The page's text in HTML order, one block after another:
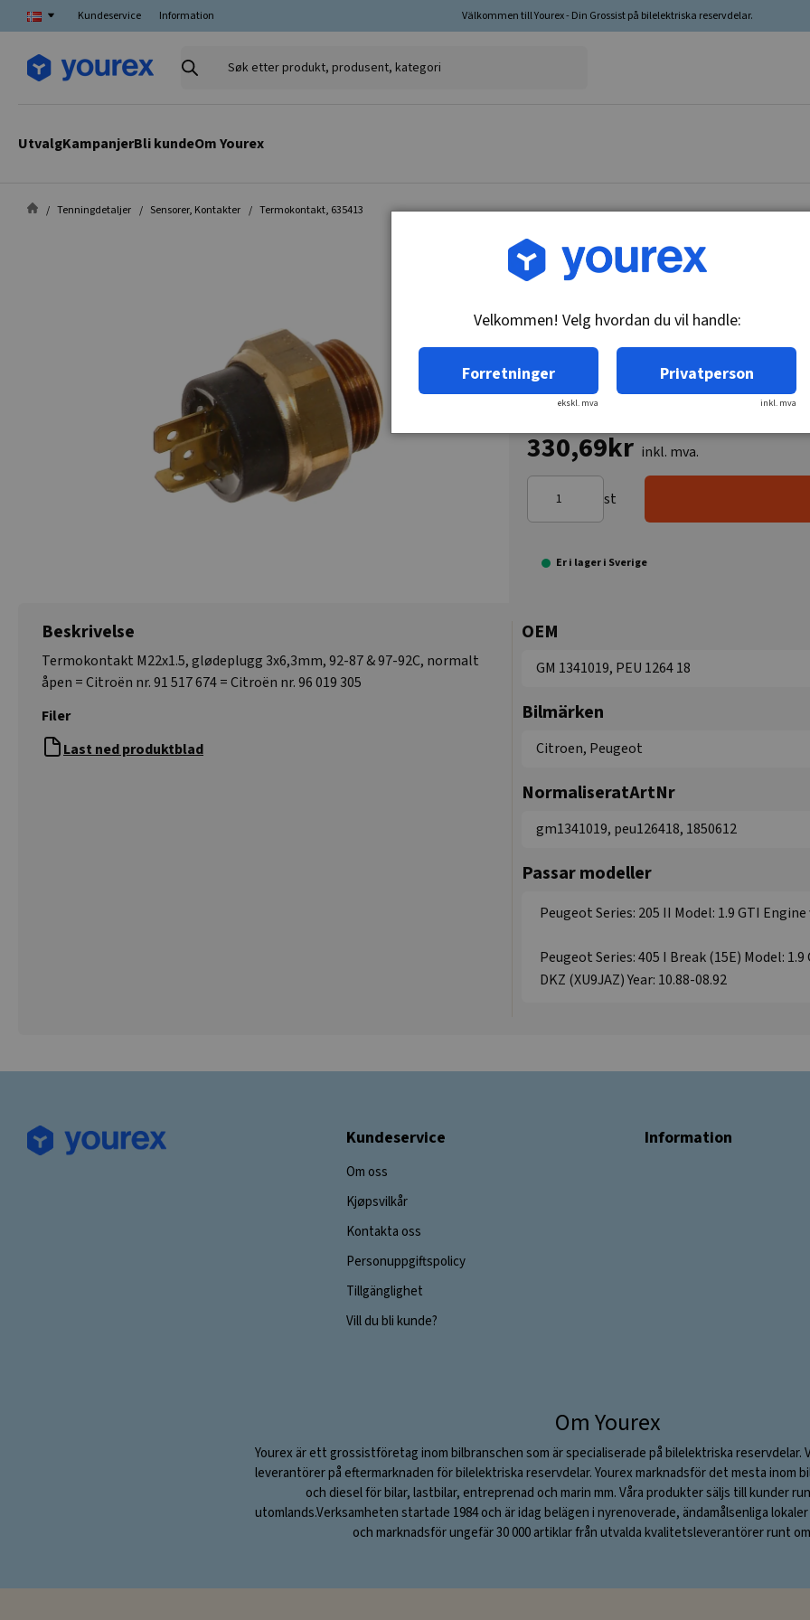
Kundeservice Information Välkommen till Yourex - Din Grossist på bilelektriska reservdelar.
Søk
kategori
UtvalgKampanjerBli kundeOm Yourex
Tenningdetaljer Sensorer, Kontakter Termokontakt, 635413
Varenr.: 1850612
M22x1,5, glødeplugg 3x6,3mm, 92-87 & 97-
330,69kr inkl. mva.
st
Er i lager i Sverige
Beskrivelse
Termokontakt M22x1.5, glødeplugg 3x6,3mm, 92-87 & 97-92C, normalt
åpen = Citroën nr. 91 517 674 = Citroën nr. 96 019 305
Filer
Last ned produktblad
OEM
GM 1341019, PEU 1264 18
Bilmärken
Citroen, Peugeot
NormaliseratArtNr
gm1341019, peu126418, 1850612
Passar modeller
Peugeot Series: 205 II Model: 1.9 GTI
Peugeot Series: 405 I Break (15E) Model:
DKZ (XU9JAZ) Year: 10.88-08.92
Kundeservice
Om oss
Kjøpsvilkår
Kontakta oss
Personuppgiftspolicy
Tillgänglighet
Vill du bli kunde?
Information
Om Yourex
Yourex är ett grossistföretag inom bilbranschen som är specialiserade på bilelektriska reservdelar.
leverantörer på eftermarknaden för bilelektriska reservdelar. Yourex marknadsför det mesta inom
och diesel för bilar, lastbilar, entreprenad och marin mm. Våra produkter säljs till kunder
utomlands.Verksamheten startade 1984 och är idag belägen i nyrenoverade, ändamålsenliga lokaler
och marknadsför ungefär 30 000 artiklar från utvalda kvalitetsleverantörer runt
Velkommen! Velg hvordan du vil handle:
Forretninger
ekskl. mva
Privatperson
inkl. mva